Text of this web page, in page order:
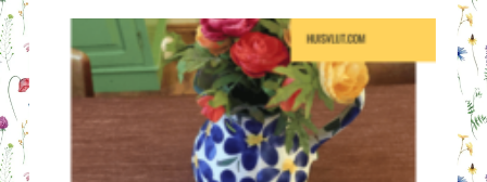
ONGEMAKKELIJK
ANTWOORD.